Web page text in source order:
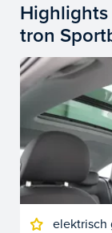
Highlights
tron
elektrisch